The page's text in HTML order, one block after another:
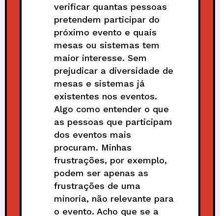
verificar quantas pessoas
pretendem participar do
próximo evento e quais
mesas ou sistemas tem
maior interesse. Sem
prejudicar a diversidade de
mesas e sistemas já
existentes nos eventos.
Algo como entender o que
as pessoas que participam
dos eventos mais
procuram. Minhas
frustrações, por exemplo,
podem ser apenas as
frustrações de uma
minoria, não relevante para
o evento. Acho que se a